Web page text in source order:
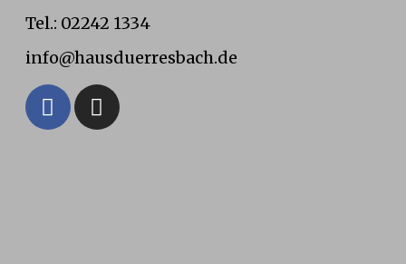
Tel.: 02242 1334
info@hausduerresbach.de